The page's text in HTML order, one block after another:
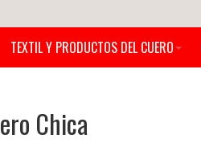
TEXTIL Y PRODUCTOS DEL CUERO
Chica